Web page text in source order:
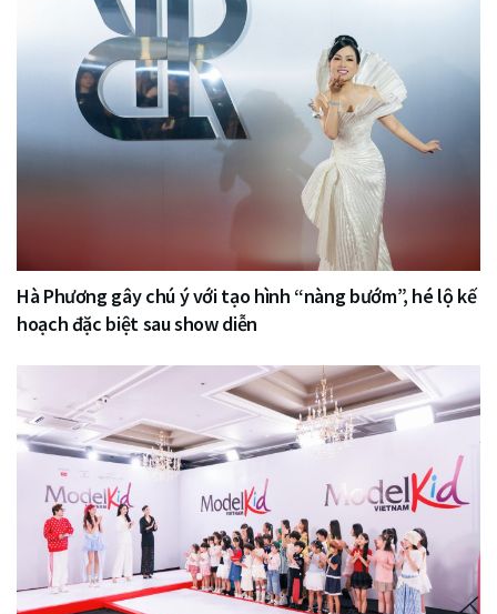
Hà Phương gây chú ý với tạo hình “nàng bướm”, hé lộ kế
hoạch đặc biệt sau show diễn